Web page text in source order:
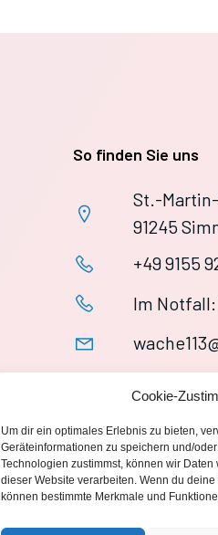
Cookie-
Um dir ein optimales Erlebnis zu bieten,
Geräteinformationen zu speichern und/
Technologien zustimmst, können wir
dieser Website verarbeiten. Wenn du
können bestimmte Merkmale und
So finden Sie uns
St.-
91245
+49 9155
Im Notfall: